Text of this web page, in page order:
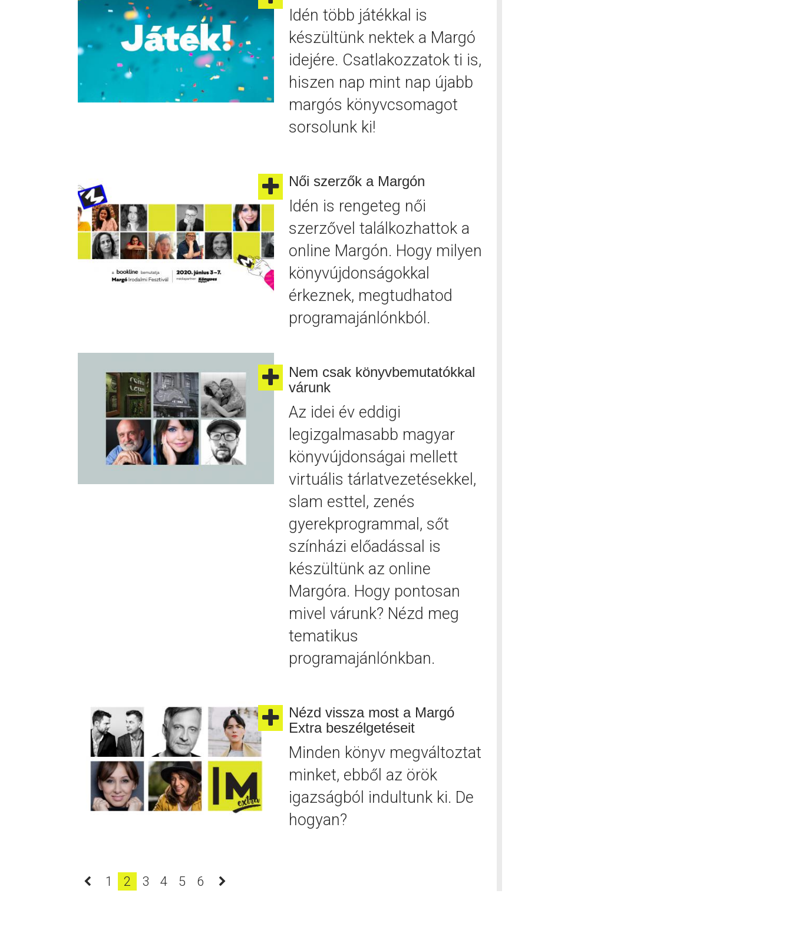
Idén több játékkal is
készültünk nektek a Margó
idejére. Csatlakozzatok ti is,
hiszen nap mint nap újabb
margós könyvcsomagot
sorsolunk ki!
Női szerzők a Margón
Idén is rengeteg női
szerzővel találkozhattok a
online Margón. Hogy milyen
könyvújdonságokkal
érkeznek, megtudhatod
programajánlónkból.
Nem csak könyvbemutatókkal
várunk
Az idei év eddigi
legizgalmasabb magyar
könyvújdonságai mellett
virtuális tárlatvezetésekkel,
slam esttel, zenés
gyerekprogrammal, sőt
színházi előadással is
készültünk az online
Margóra. Hogy pontosan
mivel várunk? Nézd meg
tematikus
programajánlónkban.
Nézd vissza most a Margó
Extra beszélgetéseit
Minden könyv megváltoztat
minket, ebből az örök
igazságból indultunk ki. De
hogyan?
1 2 3 4 5 6